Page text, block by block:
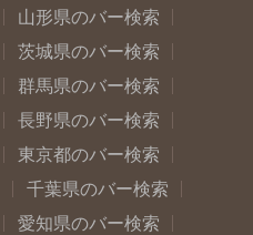
山形県のバー検索
茨城県のバー検索
群馬県のバー検索
長野県のバー検索
東京都のバー検索
千葉県のバー検索
愛知県のバー検索